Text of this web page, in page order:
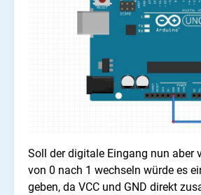
Soll der digitale Eingang nun aber
von 0 nach 1 wechseln würde es
geben, da VCC und GND direkt